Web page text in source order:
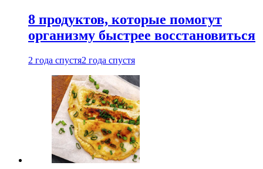
8 продуктов, которые помогут
организму быстрее восстановиться
2 года спустя2 года спустя